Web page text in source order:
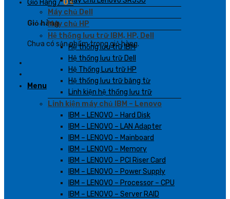
Giỏ Hàng /0₫
Giỏ hàng
Chưa có sản phẩm trong giỏ hàng.
Menu
Máy chủ Dell
Máy chủ HP
Hệ thống lưu trữ IBM, HP, Dell
Hệ thống lưu trữ IBM
Hệ thống lưu trữ Dell
Hệ Thống Lưu trữ HP
Hệ thống lưu trữ băng từ
Linh kiện hệ thống lưu trữ
Linh kiện máy chủ IBM – Lenovo
IBM – LENOVO – Hard Disk
IBM – LENOVO – LAN Adapter
IBM – LENOVO – Mainboard
IBM – LENOVO – Memory
IBM – LENOVO – PCI Riser Card
IBM – LENOVO – Power Supply
IBM – LENOVO – Processor – CPU
IBM – LENOVO – Server RAID